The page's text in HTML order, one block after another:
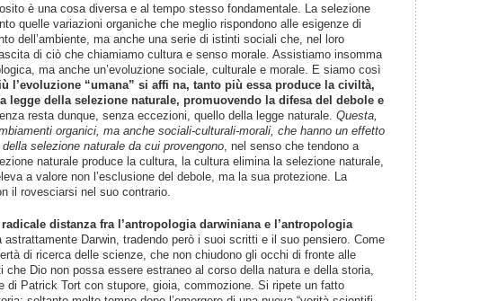
è una cosa diversa e al tempo stesso fondamentale. La selezione
quelle variazioni organiche che meglio rispondono alle esigenze di
dell’ambiente, ma anche una serie di istinti sociali che, nel loro
di ciò che chiamiamo cultura e senso morale. Assistiamo insomma
ma anche un’evoluzione sociale, culturale e morale. E siamo così
l’evoluzione “umana” si affi na, tanto più essa produce la civiltà,
legge della selezione naturale, promuovendo la difesa del debole e
resta dunque, senza eccezioni, quello della legge naturale. Questa,
organici, ma anche sociali-culturali-morali, che hanno un effetto
selezione naturale da cui provengono , nel senso che tendono a
naturale produce la cultura, la cultura elimina la selezione naturale,
a valore non l’esclusione del debole, ma la sua protezione. La
il rovesciarsi nel suo contrario.
distanza fra l’antropologia darwiniana e l’antropologia
astrattamente Darwin, tradendo però i suoi scritti e il suo pensiero. Come
di ricerca delle scienze, che non chiudono gli occhi di fronte alle
che Dio non possa essere estraneo al corso della natura e della storia,
di Patrick Tort con stupore, gioia, commozione. Si ripete un fatto